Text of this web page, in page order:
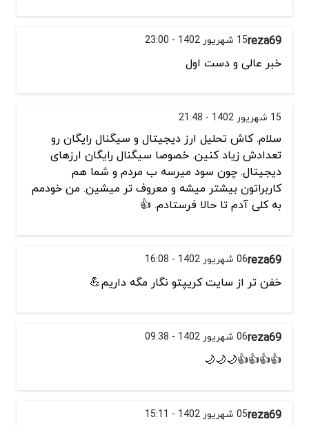
reza6915 شهریور 1402 - 23:00
خبر عالی و دست اول
15 شهریور 1402 - 21:48
سلام. کاش تحلیل ارز دیجیتال و سیگنال رایگان رو
تعدادش زیاد کنین. خصوصا سیگنال رایگان ارزهای
دیجیتال. چون سود میرسه ب مردم و شما هم
کاربراتون بیشتر میشه و معروف تر میشین. من خودمم
به کلی آدم تا حالا فرستادم. 👍
reza6906 شهریور 1402 - 16:08
خفن تر از سایت کریپتو نگار مگه داریم💪
reza6906 شهریور 1402 - 09:38
👍👍👍👍🌙🌙🌙
reza6905 شهریور 1402 - 15:11